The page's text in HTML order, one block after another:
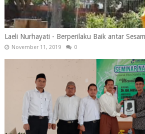
Laeli Nurhayati - Berperilaku Baik antar
November 11, 2019 0